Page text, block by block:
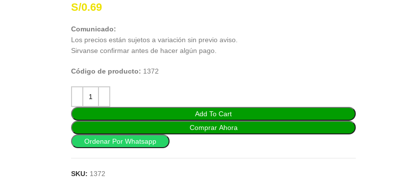
S/0.69
Comunicado:
Los precios están sujetos a variación sin previo aviso.
Sirvanse confirmar antes de hacer algún pago.
Código de producto: 1372
Add To Cart
Comprar Ahora
Ordenar Por Whatsapp
SKU: 1372